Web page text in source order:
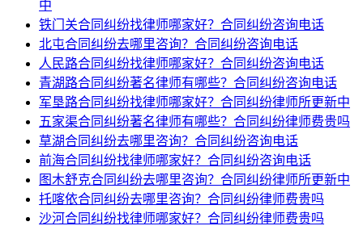
中
铁门关合同纠纷找律师哪家好？合同纠纷咨询电话
北屯合同纠纷去哪里咨询？合同纠纷咨询电话
人民路合同纠纷找律师哪家好？合同纠纷咨询电话
青湖路合同纠纷著名律师有哪些？合同纠纷咨询电话
军垦路合同纠纷找律师哪家好？合同纠纷律师所更新中
五家渠合同纠纷著名律师有哪些？合同纠纷律师费贵吗
草湖合同纠纷去哪里咨询？合同纠纷咨询电话
前海合同纠纷找律师哪家好？合同纠纷咨询电话
图木舒克合同纠纷去哪里咨询？合同纠纷律师所更新中
托喀依合同纠纷去哪里咨询？合同纠纷律师费贵吗
沙河合同纠纷找律师哪家好？合同纠纷律师费贵吗